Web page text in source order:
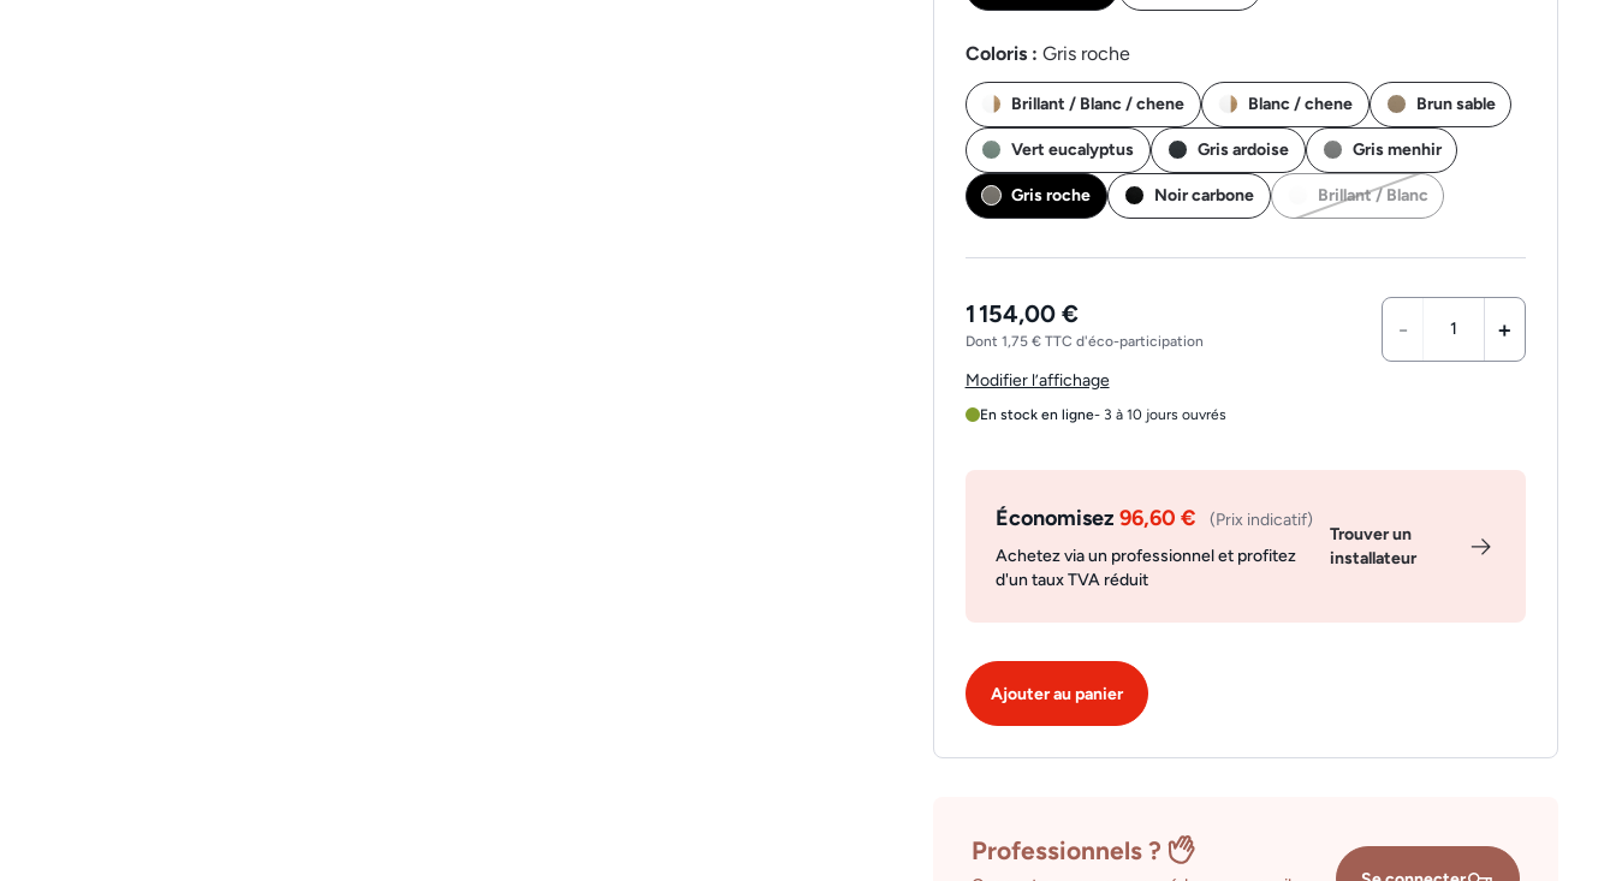
Coloris : Gris roche
Brillant / Blanc / chene Blanc / chene Brun sable
Vert eucalyptus Gris ardoise Gris menhir
Gris roche Noir carbone Brillant / Blanc
1 154,00 €
Dont 1,75 € TTC d'éco-participation - +
Modifier l’affichage
En stock en ligne- 3 à 10 jours ouvrés
Économisez96,60 €
(Prix indicatif)
Achetez via un professionnel et profitez
d'un taux TVA réduit
Trouver un
installateur
Ajouter au panier
Professionnels ?